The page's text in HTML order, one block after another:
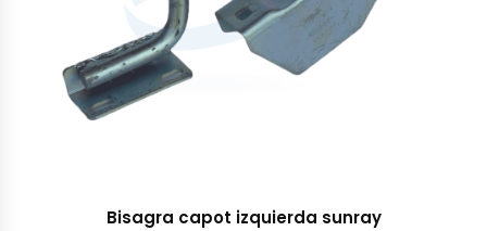
Bisagra capot izquierda sunray